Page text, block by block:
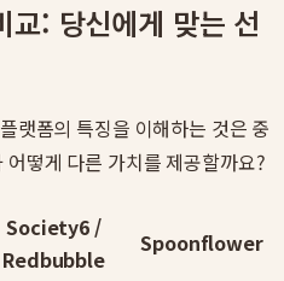
교: 당신에게 맞는 선
랫폼의 특징을 이해하는 것은 중
떻게 다른 가치를 제공할까요?
Society6 /
Redbubble
Spoonflower